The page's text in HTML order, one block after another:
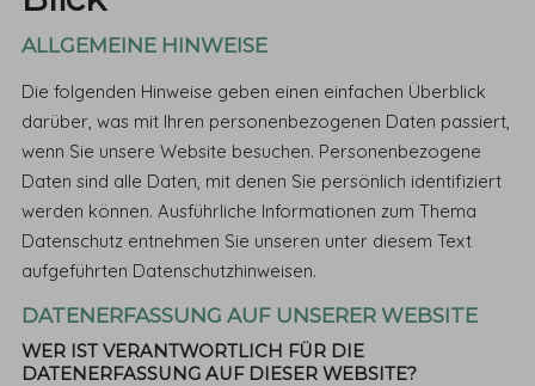
ALLGEMEINE HINWEISE
Die folgenden Hinweise geben einen einfachen Überblick
darüber, was mit Ihren personenbezogenen Daten passiert,
wenn Sie unsere Website besuchen. Personenbezogene
Daten sind alle Daten, mit denen Sie persönlich identifiziert
werden können. Ausführliche Informationen zum Thema
Datenschutz entnehmen Sie unseren unter diesem Text
aufgeführten Datenschutzhinweisen.
DATENERFASSUNG AUF UNSERER WEBSITE
WER IST VERANTWORTLICH FÜR DIE
DATENERFASSUNG AUF DIESER WEBSITE?